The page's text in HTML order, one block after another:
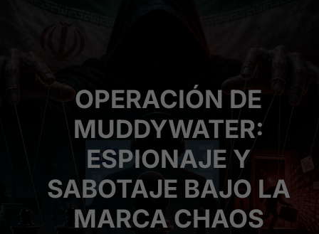
OPERACIÓN DE
MUDDYWATER:
ESPIONAJE Y
SABOTAJE BAJO LA
MARCA CHAOS